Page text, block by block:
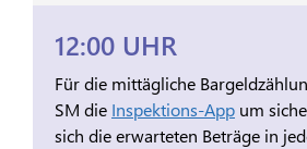
12:00 UHR
Für die mittägliche
SM die Inspektions-App um
sich die erwarteten Beträge in